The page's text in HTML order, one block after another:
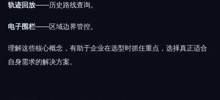
轨迹回放——历史路线查询。
电子围栏——区域边界管控。
理解这些核心概念，有助于企业在选型时抓住重点，选择真正适合
自身需求的解决方案。